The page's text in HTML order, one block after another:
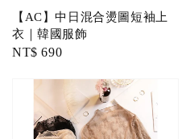
【AC】中日混合燙圖短袖上
衣｜韓國服飾
Regular
NT$ 690